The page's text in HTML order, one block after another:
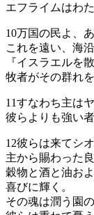
エフライムはわ
10万国の民よ、
これを遠い、海
『イスラエルを
牧者がその群れ
11すなわち主は
彼らよりも強い
12彼らは来てシ
主から賜わった
穀物と酒と油お
喜びに輝く。
その魂は潤う園